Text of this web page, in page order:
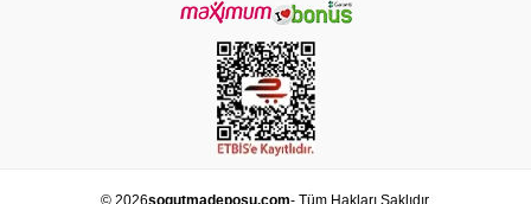
© 2026sogutmadeposu.com- Tüm Hakları Saklıdır.